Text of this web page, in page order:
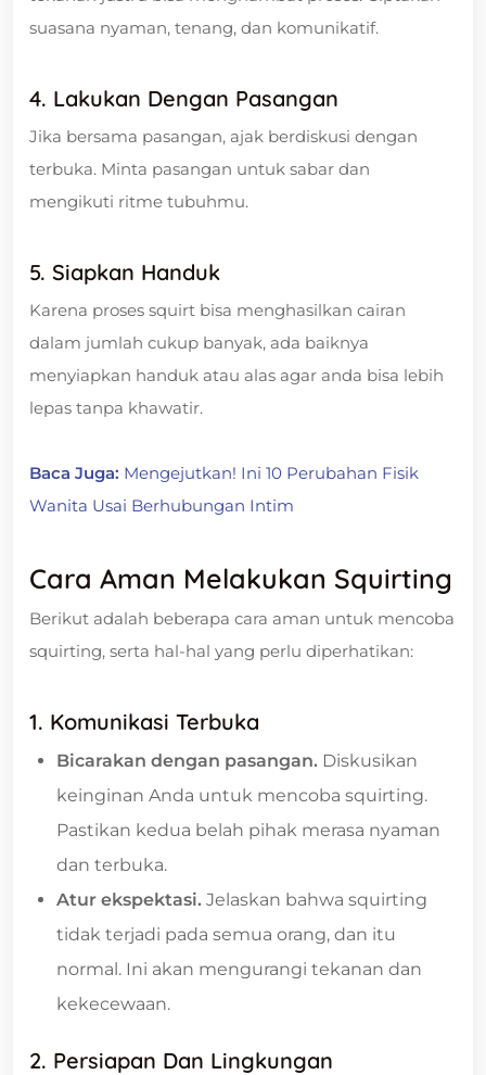
suasana nyaman, tenang, dan komunikatif.
4. Lakukan Dengan Pasangan
Jika bersama pasangan, ajak berdiskusi dengan
terbuka. Minta pasangan untuk sabar dan
mengikuti ritme tubuhmu.
5. Siapkan Handuk
Karena proses squirt bisa menghasilkan cairan
dalam jumlah cukup banyak, ada baiknya
menyiapkan handuk atau alas agar anda bisa lebih
lepas tanpa khawatir.
Baca Juga: Mengejutkan! Ini 10 Perubahan Fisik
Wanita Usai Berhubungan Intim
Cara Aman Melakukan Squirting
Berikut adalah beberapa cara aman untuk mencoba
squirting, serta hal-hal yang perlu diperhatikan:
1. Komunikasi Terbuka
Bicarakan dengan pasangan. Diskusikan
keinginan Anda untuk mencoba squirting.
Pastikan kedua belah pihak merasa nyaman
dan terbuka.
Atur ekspektasi. Jelaskan bahwa squirting
tidak terjadi pada semua orang, dan itu
normal. Ini akan mengurangi tekanan dan
kekecewaan.
2. Persiapan Dan Lingkungan